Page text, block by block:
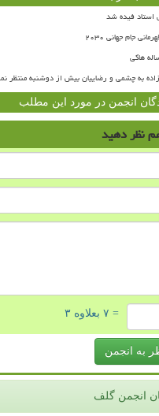
جام جهانی ۲۰۳۰
زاده به چشمی و رضاییان بیش از دوشنبه منتظر
انجمن در مورد این مطلب
نظر دهید
= ۷ بعلاوه ۳
به انجمن
انجمن گلف